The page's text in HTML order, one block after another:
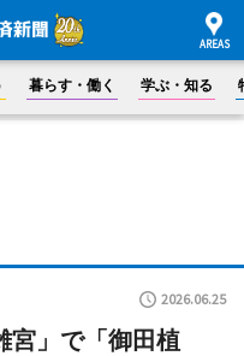
暮らす・働く 学ぶ・知る
2026.06.25
宮」で「御田植